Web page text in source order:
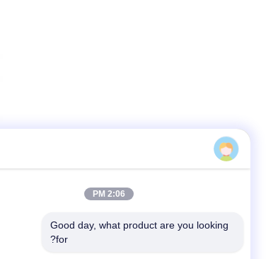
2:06 PM
Good day, what product are you looking
for?